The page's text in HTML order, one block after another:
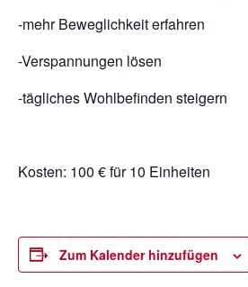
-mehr Beweglichkeit erfahren
-Verspannungen lösen
-tägliches Wohlbefinden steigern
Kosten: 100 € für 10 Einheiten
Zum Kalender hinzufügen